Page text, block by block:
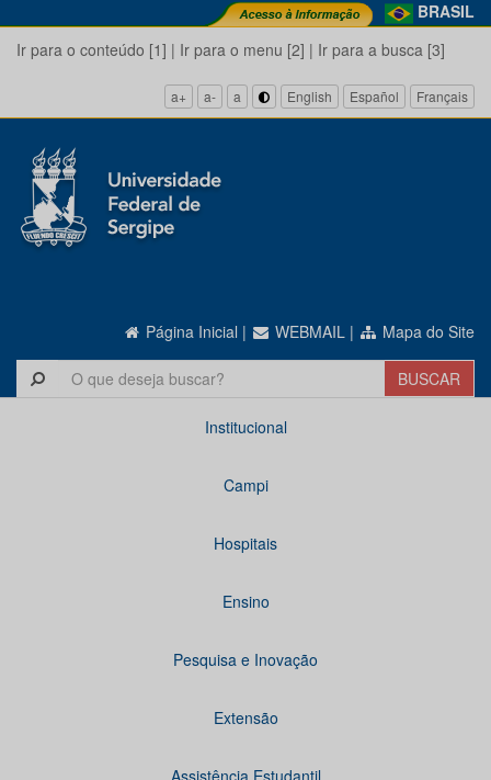
BRASIL
Ir para o conteúdo [1] | Ir para o menu [2] | Ir para a busca [3]
a+ a- a English Español Français
Página Inicial | WEBMAIL | Mapa do Site
Institucional
Campi
Hospitais
Ensino
Pesquisa e Inovação
Extensão
Assistência Estudantil